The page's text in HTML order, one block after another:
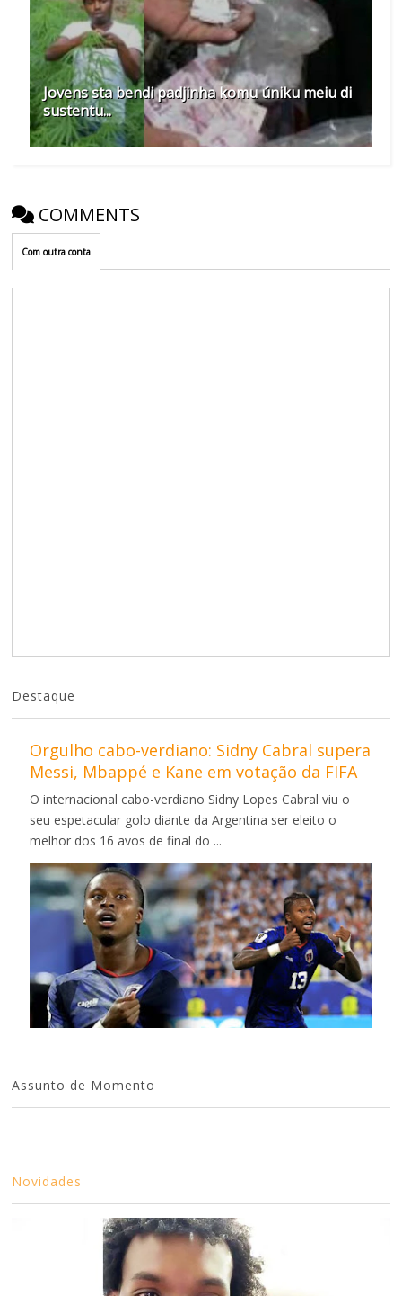
Jovens sta bendi padjinha komu úniku meiu di
sustentu...
COMMENTS
Com outra conta
Destaque
Orgulho cabo-verdiano: Sidny Cabral supera
Messi, Mbappé e Kane em votação da FIFA
O internacional cabo-verdiano Sidny Lopes Cabral viu o
seu espetacular golo diante da Argentina ser eleito o
melhor dos 16 avos de final do ...
Assunto de Momento
Novidades